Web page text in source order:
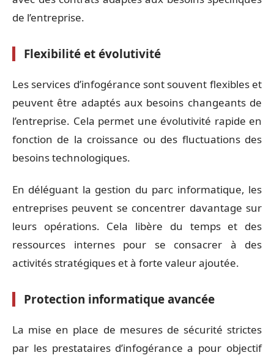
de l’entreprise.
Flexibilité et évolutivité
Les services d’infogérance sont souvent flexibles et
peuvent être adaptés aux besoins changeants de
l’entreprise. Cela permet une évolutivité rapide en
fonction de la croissance ou des fluctuations des
besoins technologiques.
En déléguant la gestion du parc informatique, les
entreprises peuvent se concentrer davantage sur
leurs opérations. Cela libère du temps et des
ressources internes pour se consacrer à des
activités stratégiques et à forte valeur ajoutée.
Protection informatique avancée
La mise en place de mesures de sécurité strictes
par les prestataires d’infogérance a pour objectif